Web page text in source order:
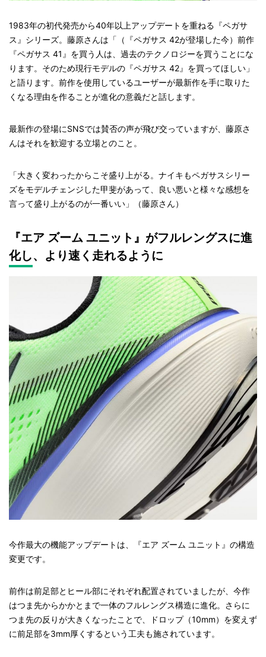
1983年の初代発売から40年以上アップデートを重ねる『ペガサ
ス』シリーズ。藤原さんは「（『ペガサス 42が登場した今）前作
『ペガサス 41』を買う人は、過去のテクノロジーを買うことにな
ります。そのため現行モデルの『ペガサス 42』を買ってほしい」
と語ります。前作を使用しているユーザーが最新作を手に取りた
くなる理由を作ることが進化の意義だと話します。
最新作の登場にSNSでは賛否の声が飛び交っていますが、藤原さ
んはそれを歓迎する立場とのこと。
「大きく変わったからこそ盛り上がる。ナイキもペガサスシリー
ズをモデルチェンジした甲斐があって、良い悪いと様々な感想を
言って盛り上がるのが一番いい」（藤原さん）
『エア ズーム ユニット』がフルレングスに進
化し、より速く走れるように
今作最大の機能アップデートは、『エア ズーム ユニット』の構造
変更です。
前作は前足部とヒール部にそれぞれ配置されていましたが、今作
はつま先からかかとまで一体のフルレングス構造に進化。さらに
つま先の反りが大きくなったことで、ドロップ（10mm）を変えず
に前足部を3mm厚くするという工夫も施されています。